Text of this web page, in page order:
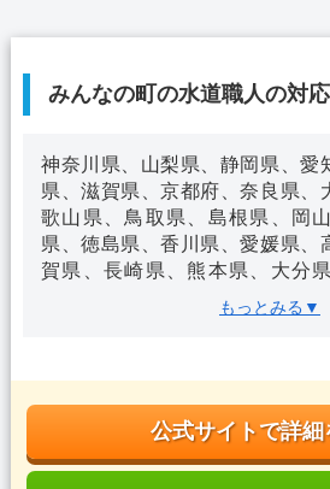
みんなの町の水道職人の対
神奈川県、山梨県、静岡県、愛
県、滋賀県、京都府、奈良県、
歌山県、鳥取県、島根県、岡
県、徳島県、香川県、愛媛県、
賀県、長崎県、熊本県、大分
もっとみる▼
公式サイトで詳細